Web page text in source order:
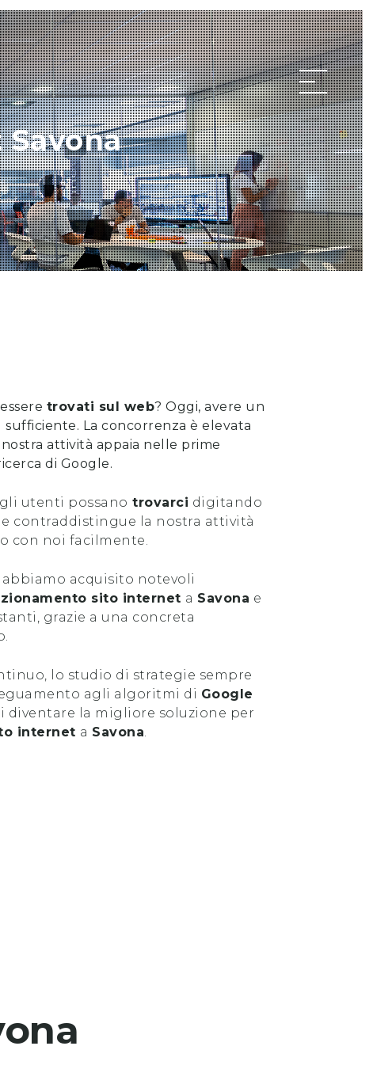
trovati sul web? Oggi, avere un
La concorrenza è elevata
attività appaia nelle prime
di Google.
utenti possano trovarci digitando
contraddistingue la nostra attività
con noi facilmente.
acquisito notevoli
sito internet a Savona e
grazie a una concreta
lo studio di strategie sempre
agli algoritmi di Google
diventare la migliore soluzione per
internet a Savona.